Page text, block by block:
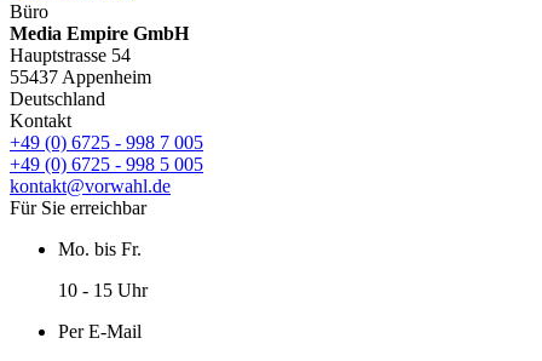
Büro
Media Empire GmbH
Hauptstrasse 54
55437 Appenheim
Deutschland
Kontakt
+49 (0) 6725 - 998 7 005
+49 (0) 6725 - 998 5 005
kontakt@vorwahl.de
Für Sie erreichbar
Mo. bis Fr.
10 - 15 Uhr
Per E-Mail